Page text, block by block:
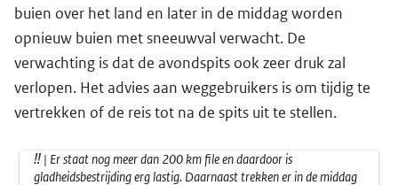
buien over het land en later in de middag worden
opnieuw buien met sneeuwval verwacht. De
verwachting is dat de avondspits ook zeer druk zal
verlopen. Het advies aan weggebruikers is om tijdig te
vertrekken of de reis tot na de spits uit te stellen.
‼️ | Er staat nog meer dan 200 km file en daardoor is
gladheidsbestrijding erg lastig. Daarnaast trekken er in de middag